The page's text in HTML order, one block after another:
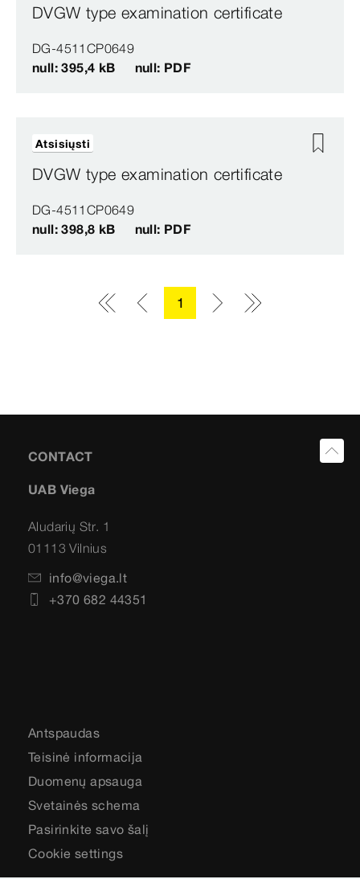
DVGW type examination certificate
DG-4511CP0649
null: 395,4 kB
null: PDF
DVGW type examination certificate
DG-4511CP0649
null: 398,8 kB
null: PDF
Atsisiųsti
1
CONTACT
UAB Viega
Aludarių Str. 1
01113 Vilnius
info@viega.lt
+370 682 44351
Antspaudas
Teisinė informacija
Duomenų apsauga
Svetainės schema
Pasirinkite savo šalį
Cookie settings